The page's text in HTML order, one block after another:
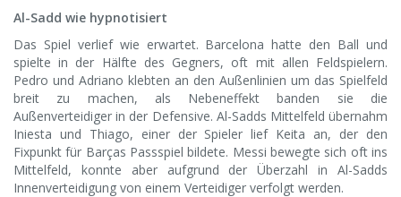
Al-Sadd wie hypnotisiert
Das Spiel verlief wie erwartet. Barcelona hatte den Ball und
spielte in der Hälfte des Gegners, oft mit allen Feldspielern.
Pedro und Adriano klebten an den Außenlinien um das Spielfeld
breit zu machen, als Nebeneffekt banden sie die
Außenverteidiger in der Defensive. Al-Sadds Mittelfeld übernahm
Iniesta und Thiago, einer der Spieler lief Keita an, der den
Fixpunkt für Barças Passspiel bildete. Messi bewegte sich oft ins
Mittelfeld, konnte aber aufgrund der Überzahl in Al-Sadds
Innenverteidigung von einem Verteidiger verfolgt werden.